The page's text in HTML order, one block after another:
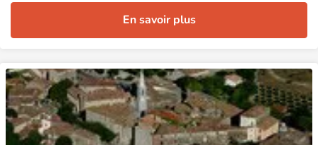
En savoir plus